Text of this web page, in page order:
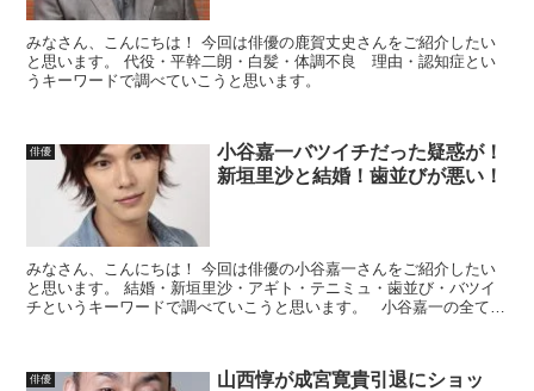
みなさん、こんにちは！ 今回は俳優の鹿賀丈史さんをご紹介したい
と思います。 代役・平幹二朗・白髪・体調不良 理由・認知症とい
うキーワードで調べていこうと思います。
俳優
小谷嘉一バツイチだった疑惑が！
新垣里沙と結婚！歯並びが悪い！
みなさん、こんにちは！ 今回は俳優の小谷嘉一さんをご紹介したい
と思います。 結婚・新垣里沙・アギト・テニミュ・歯並び・バツイ
チというキーワードで調べていこうと思います。 小谷嘉一の全てが
俳優
山西惇が成宮寛貴引退にショッ